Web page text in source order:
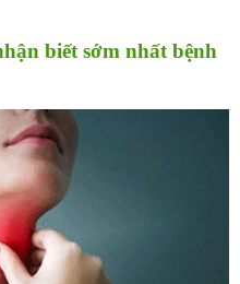
biết sớm nhất bệnh